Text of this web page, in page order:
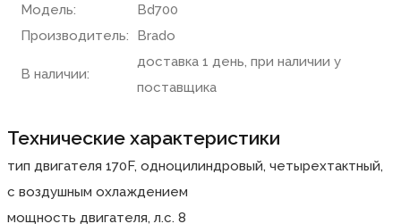
Модель:
Bd700
Производитель:
Brado
В наличии:
доставка 1 день, при наличии у
поставщика
Технические характеристики
тип двигателя 170F, одноцилиндровый, четырехтактный,
с воздушным охлаждением
мощность двигателя, л.с. 8